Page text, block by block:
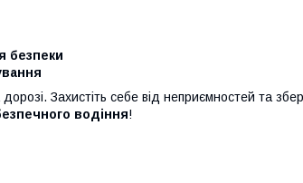
безпеки
Захистіть себе від неприємностей та
водіння!